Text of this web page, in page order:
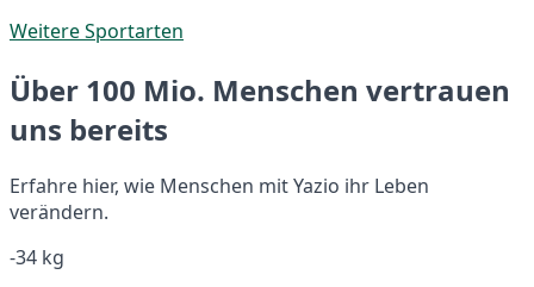
Weitere Sportarten
Über 100 Mio. Menschen vertrauen
uns bereits
Erfahre hier, wie Menschen mit Yazio ihr Leben
verändern.
-34 kg